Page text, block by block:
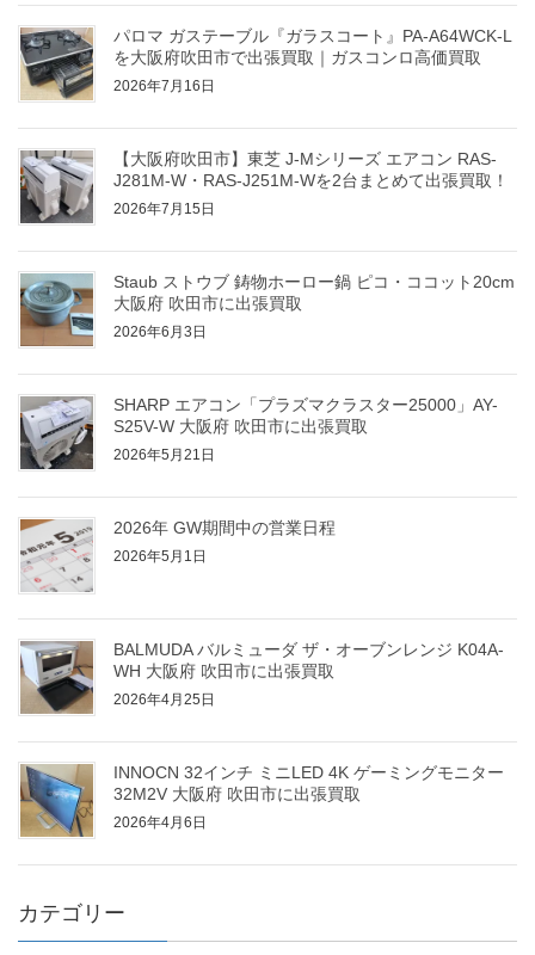
パロマ ガステーブル『ガラスコート』PA-A64WCK-L
を大阪府吹田市で出張買取｜ガスコンロ高価買取
2026年7月16日
【大阪府吹田市】東芝 J-Mシリーズ エアコン RAS-
J281M-W・RAS-J251M-Wを2台まとめて出張買取！
2026年7月15日
Staub ストウブ 鋳物ホーロー鍋 ピコ・ココット20cm
大阪府 吹田市に出張買取
2026年6月3日
SHARP エアコン「プラズマクラスター25000」AY-
S25V-W 大阪府 吹田市に出張買取
2026年5月21日
2026年 GW期間中の営業日程
2026年5月1日
BALMUDA バルミューダ ザ・オーブンレンジ K04A-
WH 大阪府 吹田市に出張買取
2026年4月25日
INNOCN 32インチ ミニLED 4K ゲーミングモニター
32M2V 大阪府 吹田市に出張買取
2026年4月6日
カテゴリー